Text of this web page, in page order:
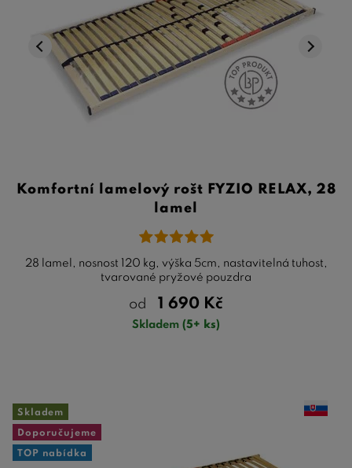
Komfortní lamelový rošt FYZIO RELAX, 28
lamel
28 lamel, nosnost 120 kg, výška 5cm, nastavitelná tuhost,
tvarované pryžové pouzdra
od 1 690 Kč
Skladem (5+ ks)
Skladem
Doporučujeme
TOP nabídka